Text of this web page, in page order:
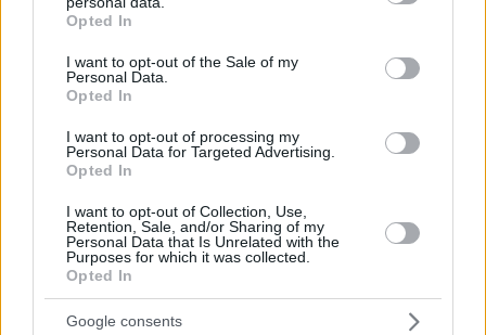
grant or deny consent to Google and its third-party tags to
use your data for below specified purposes in below Google
consent section.
Opted In
I want to opt-out of the Sale of my
Personal Data.
Opted In
I want to opt-out of processing my
Personal Data for Targeted Advertising.
Opted In
I want to opt-out of Collection, Use,
Retention, Sale, and/or Sharing of my
Personal Data that Is Unrelated with the
Purposes for which it was collected.
Opted In
Google consents